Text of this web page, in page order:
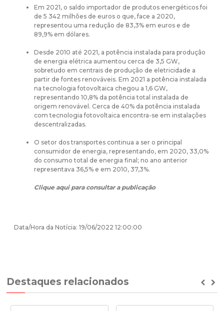
Em 2021, o saldo importador de produtos energéticos foi
de 5 342 milhões de euros o que, face a 2020,
representou uma redução de 83,3% em euros e de
89,9% em dólares.
Desde 2010 até 2021, a potência instalada para produção
de energia elétrica aumentou cerca de 3,5 GW,
sobretudo em centrais de produção de eletricidade a
partir de fontes renováveis. Em 2021 a potência instalada
na tecnologia fotovoltaica chegou a 1,6 GW,
representando 10,8% da potência total instalada de
origem renovável. Cerca de 40% da potência instalada
com tecnologia fotovoltaica encontra-se em instalações
descentralizadas.
O setor dos transportes continua a ser o principal
consumidor de energia, representando, em 2020, 33,0%
do consumo total de energia final; no ano anterior
representava 36,5% e em 2010, 37,3%.
Clique aqui para consultar a publicação
Data/Hora da Notícia: 19/06/2022 12:00:00
Destaques relacionados